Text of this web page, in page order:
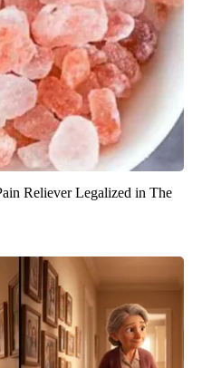
Reliever Legalized in The